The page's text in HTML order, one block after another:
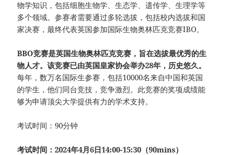
物学知识，包括细胞生物学、生态学、遗传学、生理学等
多个领域。参赛者需要通过多轮选拔，包括校内选拔和国
家决赛，最终代表英国参加国际生物奥林匹克竞赛IBO。
BBO竞赛是英国生物奥林匹克竞赛，旨在选拔最优秀的生
物人才。该竞赛已由英国皇家协会举办28年，历史悠久。
每年，数万名国际生参赛，包括10000名来自中国和英国
的学生，他们同台竞技，竞争激烈。此竞赛的奖项成绩能
够为申请顶尖大学提供有力的学术支持。
考试时间：90分钟
考试时间：2024年4月6日14:00-15:30（90mins）